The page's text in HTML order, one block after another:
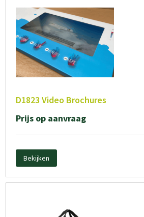
D1823 Video Brochures
Prijs op aanvraag
Bekijken